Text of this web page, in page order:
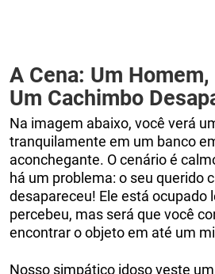
A Cena: Um
Um Cachimbo
Na imagem abaixo, você verá
tranquilamente em um banco
aconchegante. O cenário é
há um problema: o seu querido
desapareceu! Ele está ocupado
percebeu, mas será que você
encontrar o objeto em até um
Nosso simpático idoso veste